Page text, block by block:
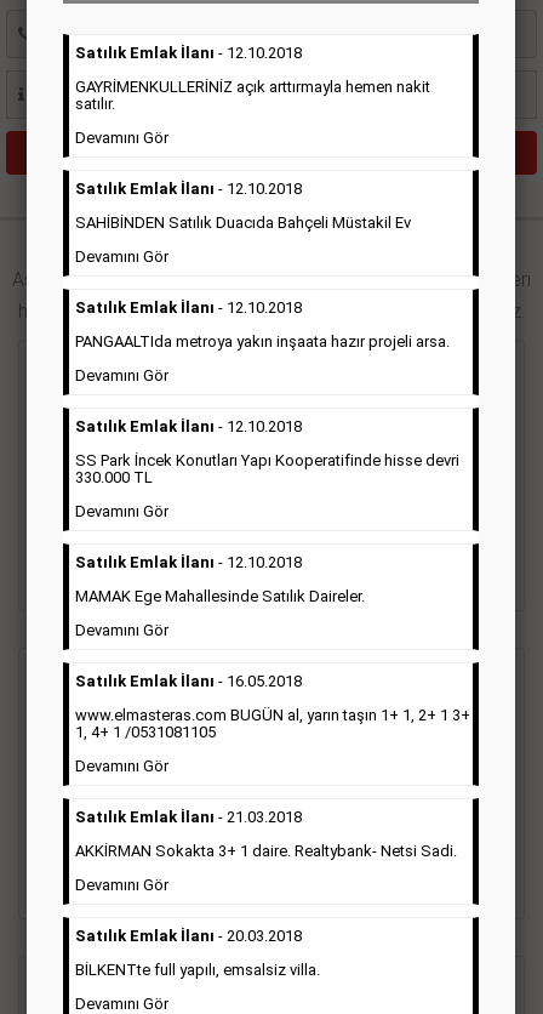
Aşağıdaki bağlantıları takip ederek Hürriyet gazetesi ilan türleri
hakkında detaylara ulaşabilir, ilan örneklerini inceleyebilirsiniz.
ilanı, vasıta ilanı başlıkları altında toplanmaktadır. Hürriyet
gazetesi seri ilanlar, Türkiye baskısı, İstanbul baskısı, Ankara
baskısı, Ege baskısı, Akdeniz baskısı, Çukurova baskısı ve diğer
Sosyal İlan (Vefat, Başsağlığı, Anma, Teşekkür)
vefat ilanı anma ilan, başsağlığı ilanı, teşekkür ilanı vb. ilan
türleri toplanmaktadır. Ticari amaç gütmeyen bu ilan çeşidin
de fiyatlandırma ilanın kapladığı alan üzerinden fiyatlandırılır.
Diğer çerçeveli ilanlara göre daha ekonomiktir.
Detaylı Bilgi & İlan Örnekleri
Satılık Emlak İlanı - 12.10.2018
GAYRİMENKULLERİNİZ açık arttırmayla hemen nakit
satılır.
Devamını Gör
Satılık Emlak İlanı - 12.10.2018
SAHİBİNDEN Satılık Duacıda Bahçeli Müstakil Ev
Devamını Gör
Satılık Emlak İlanı - 12.10.2018
PANGAALTIda metroya yakın inşaata hazır projeli arsa.
Devamını Gör
Satılık Emlak İlanı - 12.10.2018
SS Park İncek Konutları Yapı Kooperatifinde hisse devri
330.000 TL
Devamını Gör
Satılık Emlak İlanı - 12.10.2018
MAMAK Ege Mahallesinde Satılık Daireler.
Devamını Gör
Satılık Emlak İlanı - 16.05.2018
www.elmasteras.com BUGÜN al, yarın taşın 1+ 1, 2+ 1 3+
1, 4+ 1 /0531081105
Devamını Gör
Satılık Emlak İlanı - 21.03.2018
AKKİRMAN Sokakta 3+ 1 daire. Realtybank- Netsi Sadi.
Devamını Gör
Satılık Emlak İlanı - 20.03.2018
BİLKENTte full yapılı, emsalsiz villa.
Devamını Gör